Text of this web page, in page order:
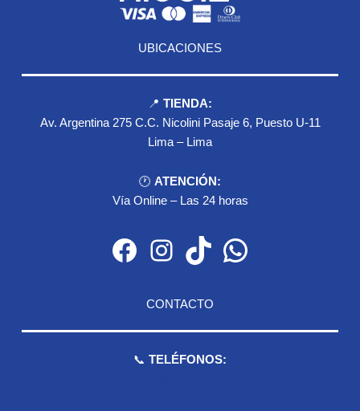
UBICACIONES
📍 TIENDA:
Av. Argentina 275 C.C. Nicolini Pasaje 6, Puesto U-11
Lima – Lima
🕐 ATENCIÓN:
Vía Online – Las 24 horas
Facebook Instagram TikTok WhatsApp
CONTACTO
📞 TELÉFONOS: